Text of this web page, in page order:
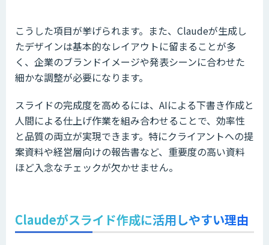
こうした項目が挙げられます。また、Claudeが生成し
たデザインは基本的なレイアウトに留まることが多
く、企業のブランドイメージや発表シーンに合わせた
細かな調整が必要になります。
スライドの完成度を高めるには、AIによる下書き作成と
人間による仕上げ作業を組み合わせることで、効率性
と品質の両立が実現できます。特にクライアントへの提
案資料や経営層向けの報告書など、重要度の高い資料
ほど入念なチェックが欠かせません。
Claudeがスライド作成に活用しやすい理由